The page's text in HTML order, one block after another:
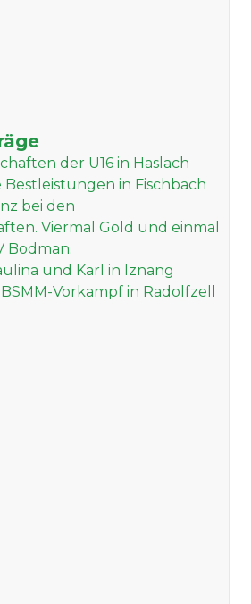
der U16 in Haslach
Bestleistungen in Fischbach
bei den
Viermal Gold und einmal
Bodman.
und Karl in Iznang
Vorkampf in Radolfzell